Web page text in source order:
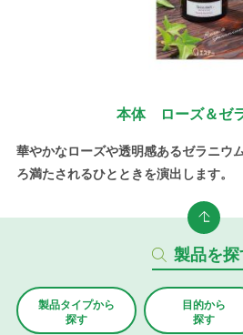
本体 ローズ＆ゼ
華やかなローズや透明感あるゼラニウ
ろ満たされるひとときを演出します。
製品を探
製品タイプから
探す
目的から
探す